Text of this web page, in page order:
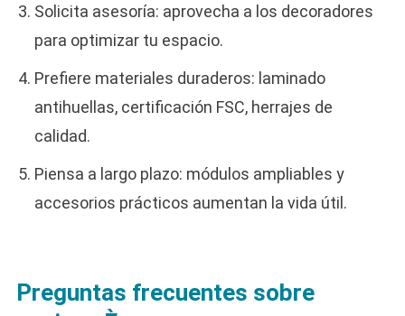
Solicita asesoría: aprovecha a los decoradores
para optimizar tu espacio.
Prefiere materiales duraderos: laminado
antihuellas, certificación FSC, herrajes de
calidad.
Piensa a largo plazo: módulos ampliables y
accesorios prácticos aumentan la vida útil.
Preguntas frecuentes sobre